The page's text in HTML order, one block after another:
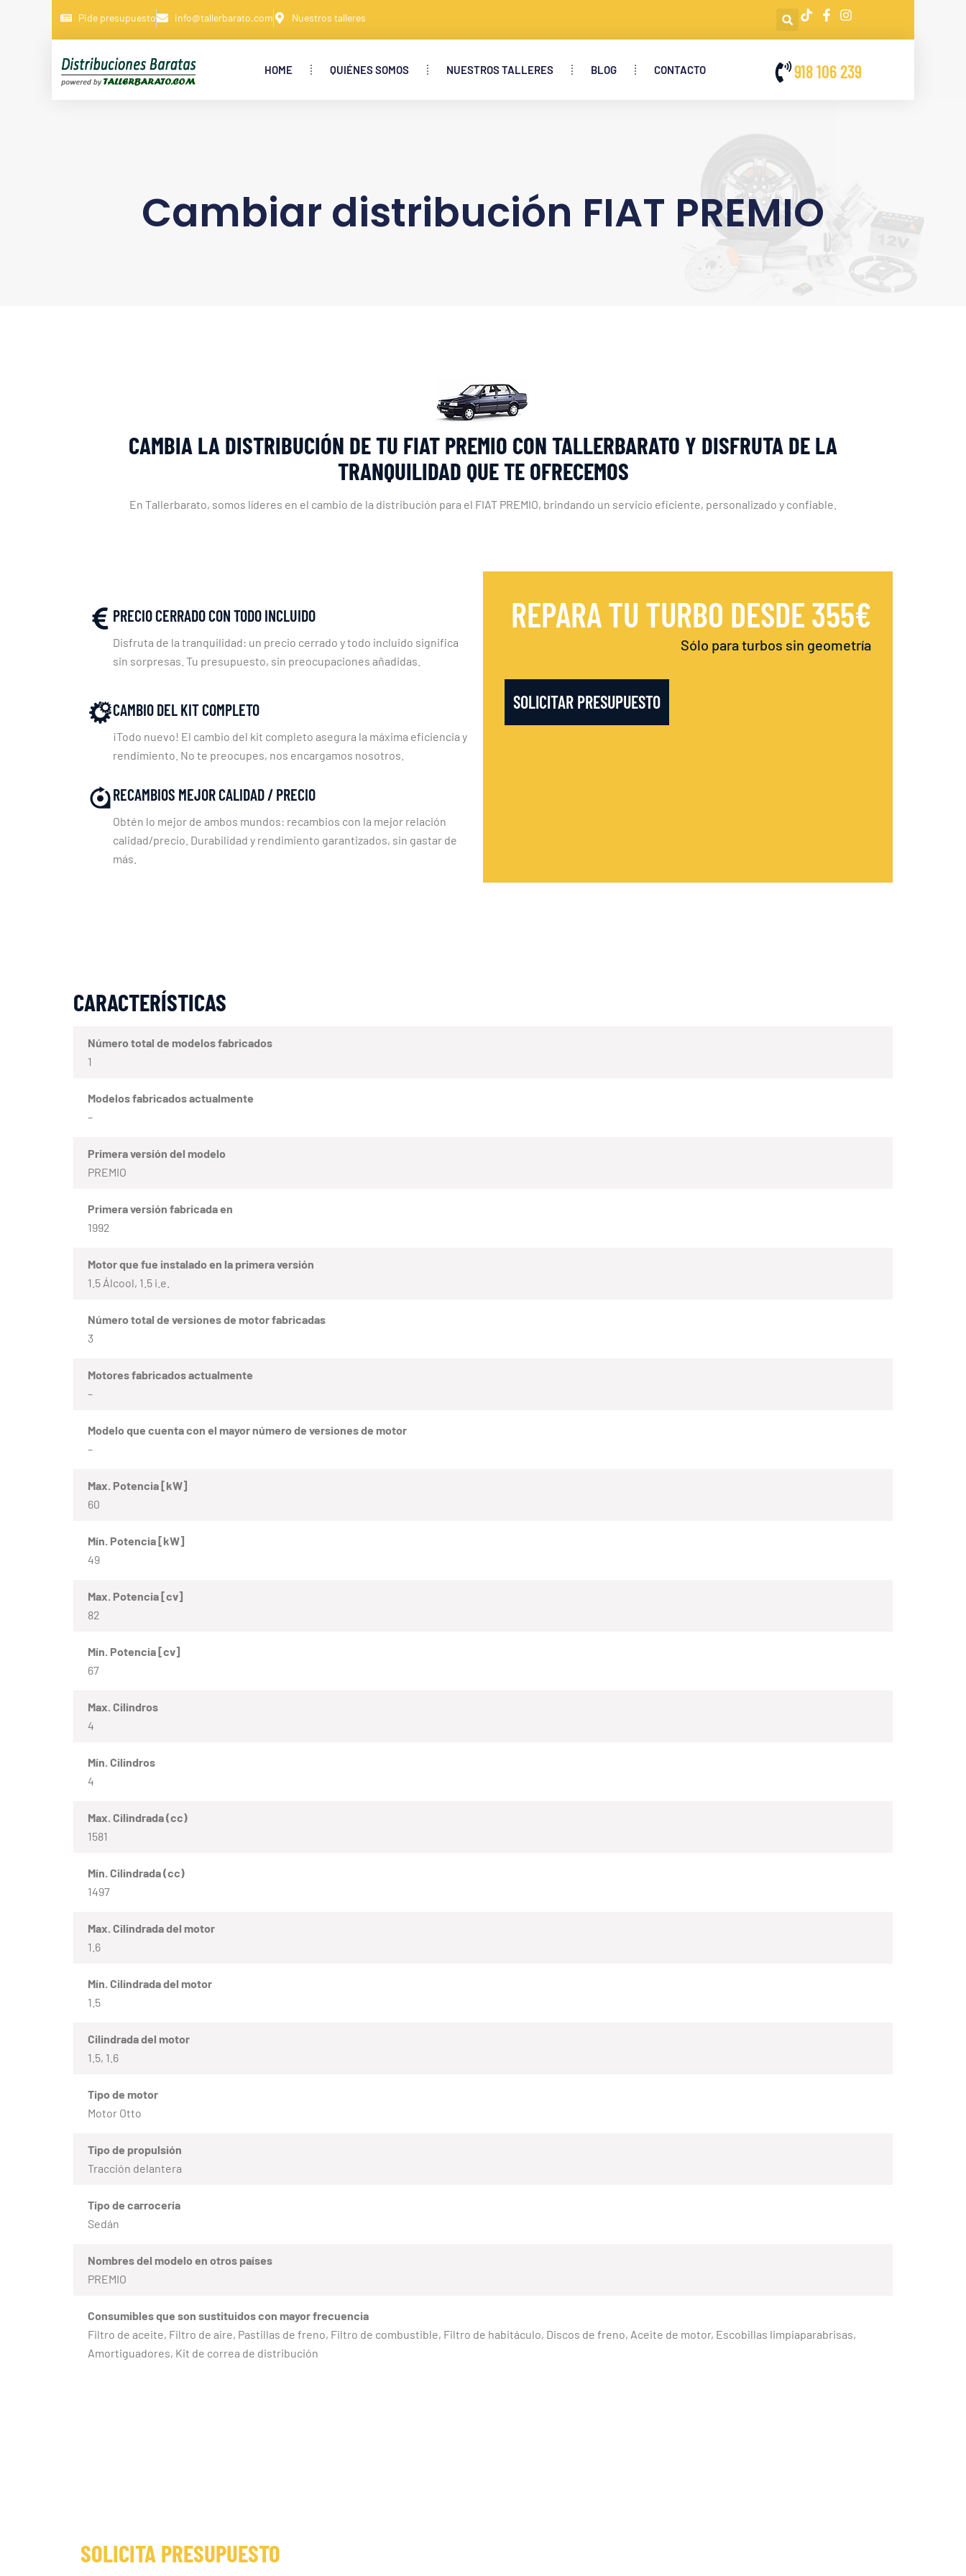
Pide presupuesto info@tallerbarato.com Nuestros talleres
HOME QUIÉNES SOMOS NUESTROS TALLERES BLOG CONTACTO 918 106 239
Cambiar distribución FIAT PREMIO
CAMBIA LA DISTRIBUCIÓN DE TU FIAT PREMIO CON TALLERBARATO Y DISFRUTA DE LA
TRANQUILIDAD QUE TE OFRECEMOS
En Tallerbarato, somos líderes en el cambio de la distribución para el FIAT PREMIO, brindando un servicio eficiente, personalizado y confiable.
PRECIO CERRADO CON TODO INCLUIDO
Disfruta de la tranquilidad: un precio cerrado y todo incluido significa
sin sorpresas. Tu presupuesto, sin preocupaciones añadidas.
CAMBIO DEL KIT COMPLETO
¡Todo nuevo! El cambio del kit completo asegura la máxima eficiencia y
rendimiento. No te preocupes, nos encargamos nosotros.
RECAMBIOS MEJOR CALIDAD / PRECIO
Obtén lo mejor de ambos mundos: recambios con la mejor relación
calidad/precio. Durabilidad y rendimiento garantizados, sin gastar de
más.
REPARA TU TURBO DESDE 355€
Sólo para turbos sin geometría
SOLICITAR PRESUPUESTO
CARACTERÍSTICAS
Número total de modelos fabricados
1
Modelos fabricados actualmente
–
Primera versión del modelo
PREMIO
Primera versión fabricada en
1992
Motor que fue instalado en la primera versión
1.5 Álcool, 1.5 i.e.
Número total de versiones de motor fabricadas
3
Motores fabricados actualmente
–
Modelo que cuenta con el mayor número de versiones de motor
–
Max. Potencia [kW]
60
Mín. Potencia [kW]
49
Max. Potencia [cv]
82
Mín. Potencia [cv]
67
Max. Cilindros
4
Mín. Cilindros
4
Max. Cilindrada (cc)
1581
Mín. Cilindrada (cc)
1497
Max. Cilindrada del motor
1.6
Mín. Cilindrada del motor
1.5
Cilindrada del motor
1.5, 1.6
Tipo de motor
Motor Otto
Tipo de propulsión
Tracción delantera
Tipo de carrocería
Sedán
Nombres del modelo en otros países
PREMIO
Consumibles que son sustituidos con mayor frecuencia
Filtro de aceite, Filtro de aire, Pastillas de freno, Filtro de combustible, Filtro de habitáculo, Discos de freno, Aceite de motor, Escobillas limpiaparabrisas,
Amortiguadores, Kit de correa de distribución
SOLICITA PRESUPUESTO